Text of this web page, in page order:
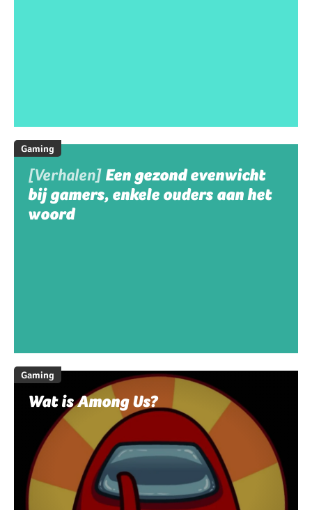
Gaming
[Verhalen] Een gezond evenwicht
bij gamers, enkele ouders aan het
woord
Gaming
Wat is Among Us?